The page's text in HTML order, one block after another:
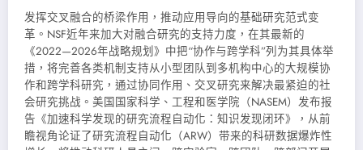
发挥交叉融合的桥梁作用，推动应用导向的基础研究范式变
革。NSF近年来加大对融合研究的支持力度，在其最新的
《2022—2026年战略规划》中把“协作与跨学科”列为其具体举
措，将完善各类机制支持从小型团队到多机构中心的大规模协
作和跨学科研究，通过协同作用、交叉研究来解决最紧迫的社
会研究挑战。美国国家科学、工程和医学院（NASEM）发布报
告《加速科学发现的研究流程自动化：知识发现闭环》，从前
瞻视角论证了研究流程自动化（ARW）带来的科研数据爆炸性